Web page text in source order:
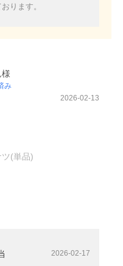
ります。
み
2026-02-13
(単品)
2026-02-17